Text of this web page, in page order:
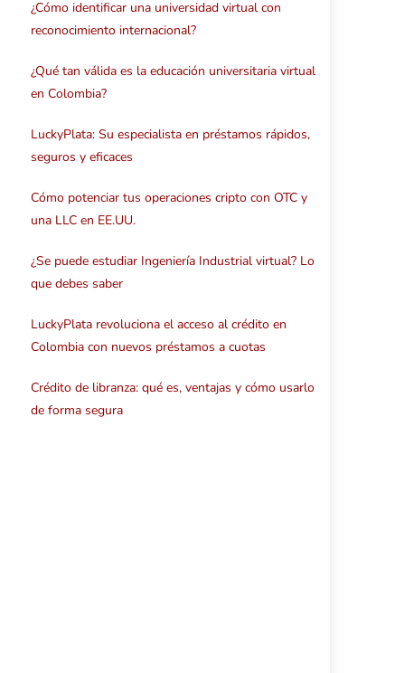
¿Cómo identificar una universidad virtual con
reconocimiento internacional?
¿Qué tan válida es la educación universitaria virtual
en Colombia?
LuckyPlata: Su especialista en préstamos rápidos,
seguros y eficaces
Cómo potenciar tus operaciones cripto con OTC y
una LLC en EE.UU.
¿Se puede estudiar Ingeniería Industrial virtual? Lo
que debes saber
LuckyPlata revoluciona el acceso al crédito en
Colombia con nuevos préstamos a cuotas
Crédito de libranza: qué es, ventajas y cómo usarlo
de forma segura